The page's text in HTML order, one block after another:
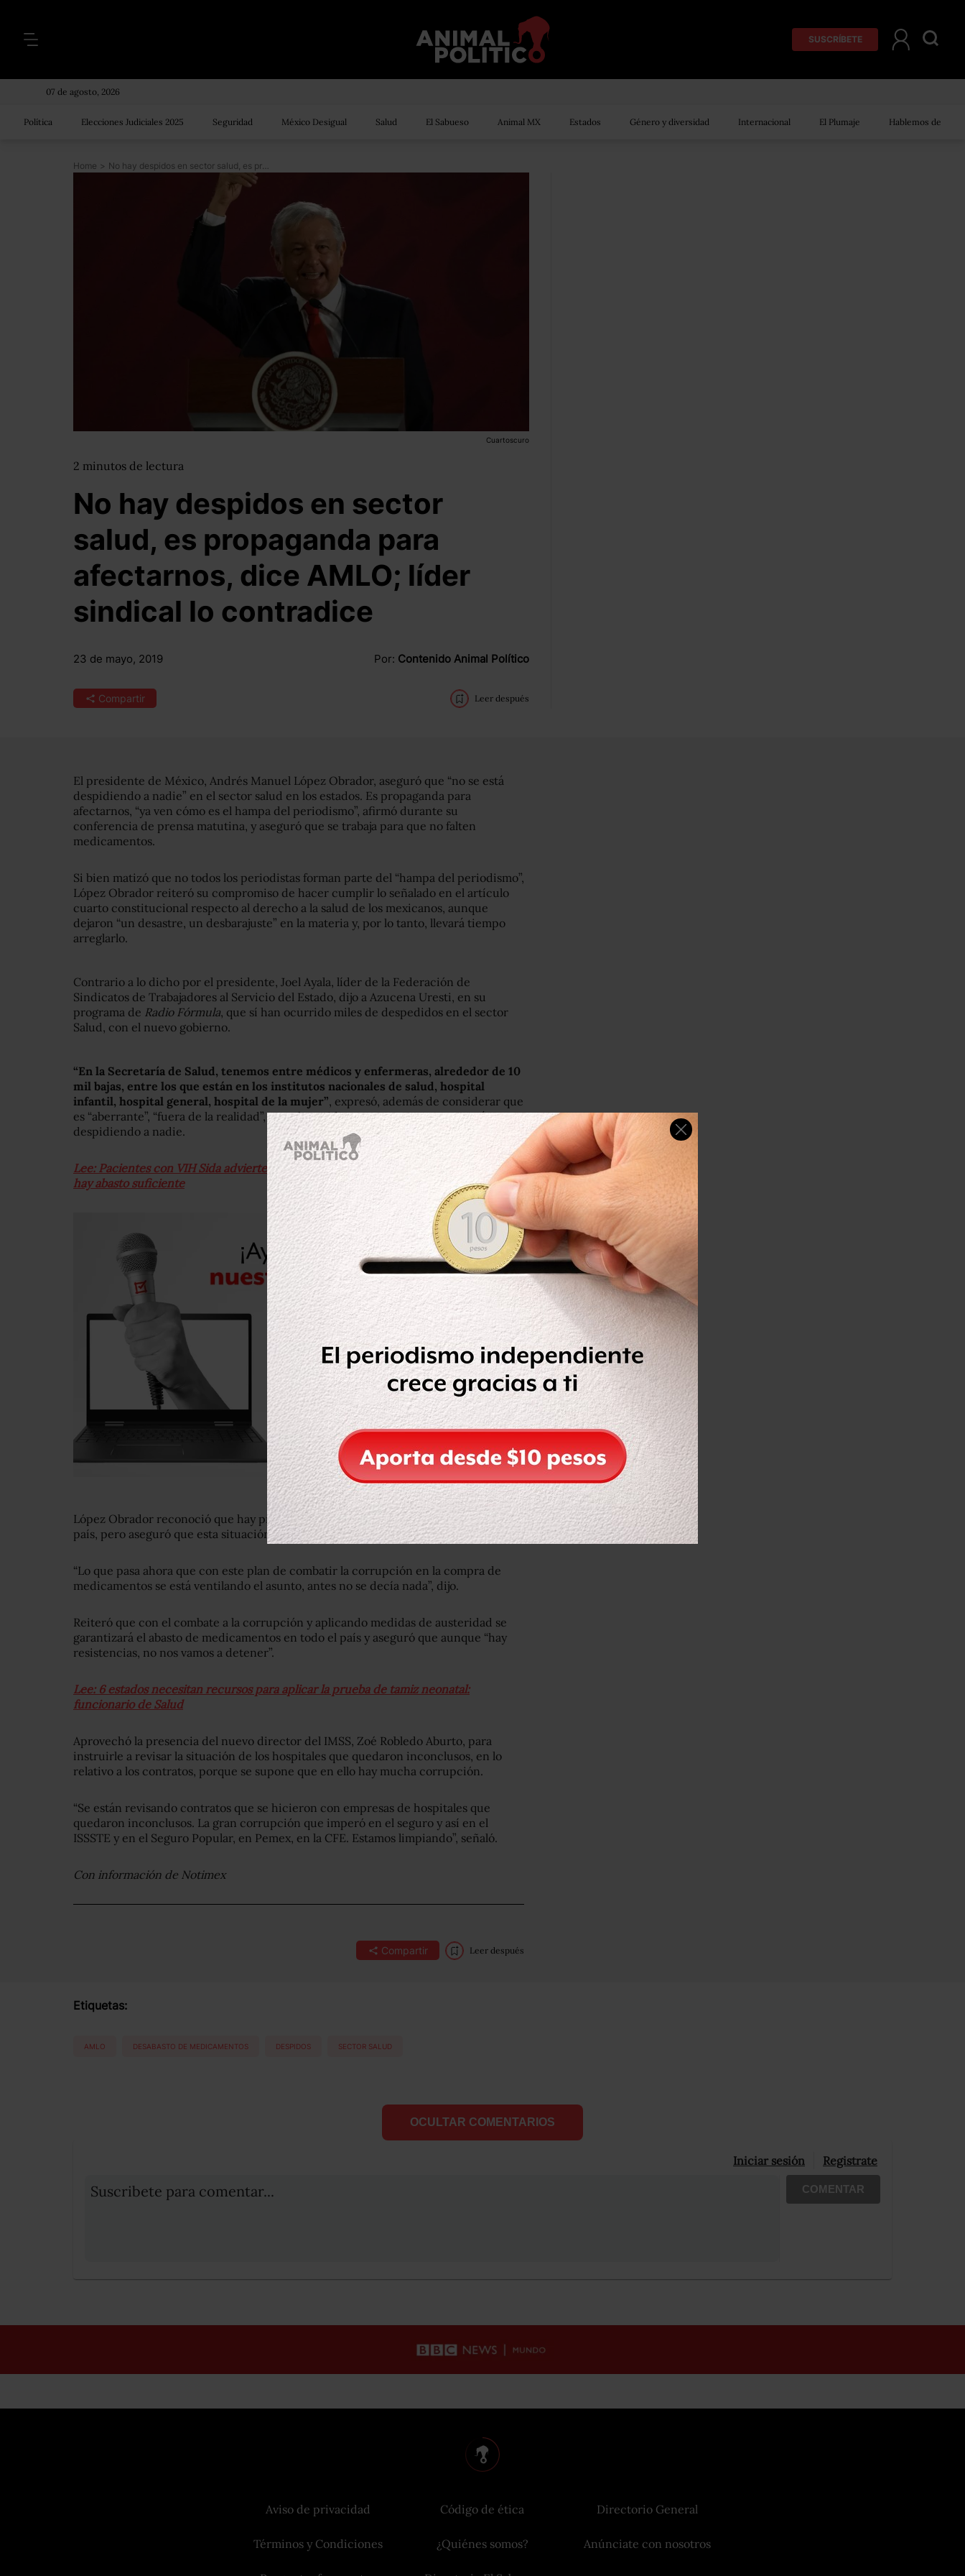
SUSCRÍBETE
07 de agosto, 2026
Política Elecciones Judiciales 2025 Seguridad México Desigual Salud El Sabueso Animal MX Estados Género y diversidad Internacional El Plumaje Hablemos de
Home > No hay despidos en sector salud, es propaganda para afectarnos, dice AMLO; líder sindical lo contradice
Cuartoscuro
2 minutos de lectura
No hay despidos en sector
salud, es propaganda para
afectarnos, dice AMLO; líder
sindical lo contradice
23 de mayo, 2019 Por: Contenido Animal Político
Compartir Leer después
El presidente de México, Andrés Manuel López Obrador, aseguró que “no se está
despidiendo a nadie” en el sector salud en los estados. Es propaganda para
afectarnos, “ya ven cómo es el hampa del periodismo”, afirmó durante su
conferencia de prensa matutina, y aseguró que se trabaja para que no falten
medicamentos.
Si bien matizó que no todos los periodistas forman parte del “hampa del periodismo”,
López Obrador reiteró su compromiso de hacer cumplir lo señalado en el artículo
cuarto constitucional respecto al derecho a la salud de los mexicanos, aunque
dejaron “un desastre, un desbarajuste” en la materia y, por lo tanto, llevará tiempo
arreglarlo.
Contrario a lo dicho por el presidente, Joel Ayala, líder de la Federación de
Sindicatos de Trabajadores al Servicio del Estado, dijo a Azucena Uresti, en su
programa de Radio Fórmula, que sí han ocurrido miles de despedidos en el sector
Salud, con el nuevo gobierno.
“En la Secretaría de Salud, tenemos entre médicos y enfermeras, alrededor de 10
mil bajas, entre los que están en los institutos nacionales de salud, hospital
infantil, hospital general, hospital de la mujer”, expresó, además de considerar que
es “aberrante”, “fuera de la realidad”, que el presidente asegure que no se está
despidiendo a nadie.
Lee: Pacientes con VIH Sida advierten sobre falta de medicinas; Salud asegura que
hay abasto suficiente
López Obrador reconoció que hay problema de desabasto de medicamentos en el
país, pero aseguró que esta situación era peor antes.
“Lo que pasa ahora que con este plan de combatir la corrupción en la compra de
medicamentos se está ventilando el asunto, antes no se decía nada”, dijo.
Reiteró que con el combate a la corrupción y aplicando medidas de austeridad se
garantizará el abasto de medicamentos en todo el país y aseguró que aunque “hay
resistencias, no nos vamos a detener”.
Lee: 6 estados necesitan recursos para aplicar la prueba de tamiz neonatal:
funcionario de Salud
Aprovechó la presencia del nuevo director del IMSS, Zoé Robledo Aburto, para
instruirle a revisar la situación de los hospitales que quedaron inconclusos, en lo
relativo a los contratos, porque se supone que en ello hay mucha corrupción.
“Se están revisando contratos que se hicieron con empresas de hospitales que
quedaron inconclusos. La gran corrupción que imperó en el seguro y así en el
ISSSTE y en el Seguro Popular, en Pemex, en la CFE. Estamos limpiando”, señaló.
Con información de Notimex
Compartir Leer después
Etiquetas:
AMLO DESABASTO DE MEDICAMENTOS DESPIDOS SECTOR SALUD
OCULTAR COMENTARIOS
Iniciar sesión Registrate
Suscribete para comentar... COMENTAR
Aviso de privacidad
Términos y Condiciones
Código de ética
¿Quiénes somos?
Directorio General
Anúnciate con nosotros